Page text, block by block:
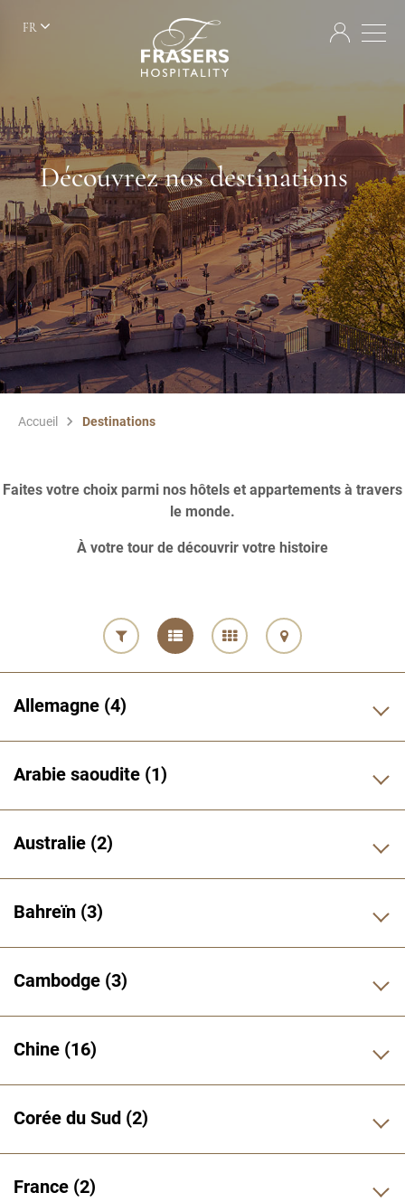
FR
Découvrez nos destinations
Accueil Destinations
Faites votre choix parmi nos hôtels et appartements à travers
le monde.
À votre tour de découvrir votre histoire
Allemagne 4
Arabie saoudite 1
Australie 2
Bahreïn 3
Cambodge 3
Chine 16
Corée du Sud 2
France 2